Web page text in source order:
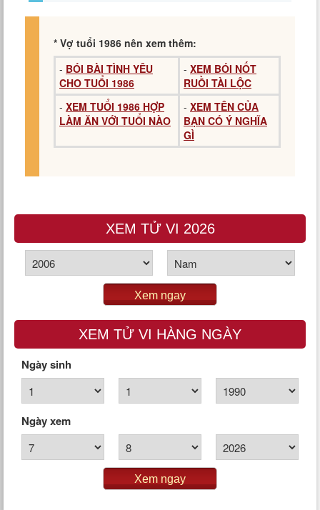
* Vợ tuổi 1986 nên xem thêm:
- BÓI BÀI TÌNH YÊU
CHO TUỔI 1986
- XEM BÓI NỐT
RUỒI TÀI LỘC
- XEM TUỔI 1986 HỢP
LÀM ĂN VỚI TUỔI NÀO
- XEM TÊN CỦA
BẠN CÓ Ý NGHĨA
GÌ
XEM TỬ VI 2026
Xem ngay
XEM TỬ VI HÀNG NGÀY
Ngày sinh
Ngày xem
Xem ngay